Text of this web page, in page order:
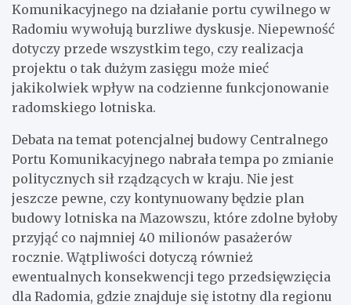
Komunikacyjnego na działanie portu cywilnego w
Radomiu wywołują burzliwe dyskusje. Niepewność
dotyczy przede wszystkim tego, czy realizacja
projektu o tak dużym zasięgu może mieć
jakikolwiek wpływ na codzienne funkcjonowanie
radomskiego lotniska.
Debata na temat potencjalnej budowy Centralnego
Portu Komunikacyjnego nabrała tempa po zmianie
politycznych sił rządzących w kraju. Nie jest
jeszcze pewne, czy kontynuowany będzie plan
budowy lotniska na Mazowszu, które zdolne byłoby
przyjąć co najmniej 40 milionów pasażerów
rocznie. Wątpliwości dotyczą również
ewentualnych konsekwencji tego przedsięwzięcia
dla Radomia, gdzie znajduje się istotny dla regionu